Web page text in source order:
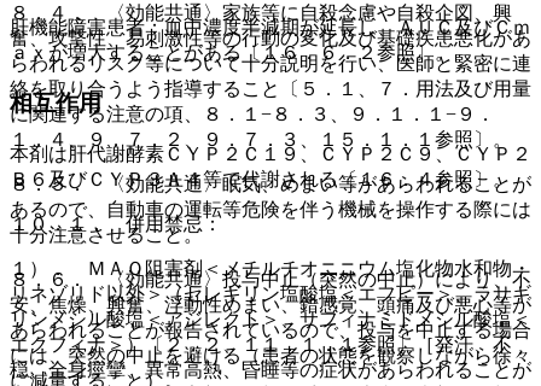
肝機能障害患者：血中濃度半減期が延長し、ＡＵＣ及びＣｍ
ａｘが増大することがある〔１６．６．２参照〕。
相互作用
本剤は肝代謝酵素ＣＹＰ２Ｃ１９、ＣＹＰ２Ｃ９、ＣＹＰ２
Ｂ６及びＣＹＰ３Ａ４等で代謝される〔１６．４参照〕。
１０．１． 併用禁忌：
１）． ＭＡＯ阻害剤＜メチルチオニニウム塩化物水和物・
リネゾリド以外＞（セレギリン塩酸塩＜エフピー＞、ラサギ
リンメシル酸塩＜アジレクト＞、サフィナミドメシル酸塩＜
エクフィナ＞）〔２．２、１１．１．１参照〕［発汗、不
穏、全身痙攣、異常高熱、昏睡等の症状があらわれることが
８．４． 〈効能共通〉家族等に自殺念慮や自殺企図、興
奮、攻撃性、易刺激性等の行動の変化及び基礎疾患悪化があ
らわれるリスク等について十分説明を行い、医師と緊密に連
絡を取り合うよう指導すること〔５．１、７．用法及び用量
に関連する注意の項、８．１−８．３、９．１．１−９．
１．４、９．７．２、９．７．３、１５．１．１参照〕。
８．５． 〈効能共通〉眠気、めまい等があらわれることが
あるので、自動車の運転等危険を伴う機械を操作する際には
十分注意させること。
８．６． 〈効能共通〉投与中止（突然の中止）により、不
安、焦燥、興奮、浮動性めまい、錯感覚、頭痛及び悪心等が
あらわれることが報告されているので、投与を中止する場合
には、突然の中止を避ける（患者の状態を観察しながら徐々
に減量すること）。